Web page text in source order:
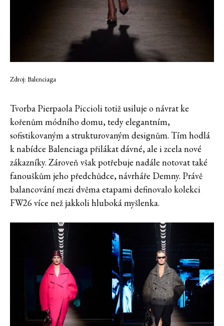
Zdroj: Balenciaga
Tvorba Pierpaola Piccioli totiž usiluje o návrat ke
kořenům módního domu, tedy elegantním,
sofistikovaným a strukturovaným designům. Tím hodlá
k nabídce Balenciaga přilákat dávné, ale i zcela nové
zákazníky. Zároveň však potřebuje nadále notovat také
fanouškům jeho předchůdce, návrháře Demny. Právě
balancování mezi dvěma etapami definovalo kolekci
FW26 více než jakkoli hluboká myšlenka.